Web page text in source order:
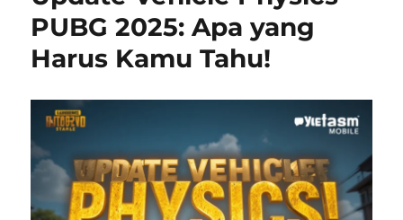
PUBG 2025: Apa yang
Harus Kamu Tahu!